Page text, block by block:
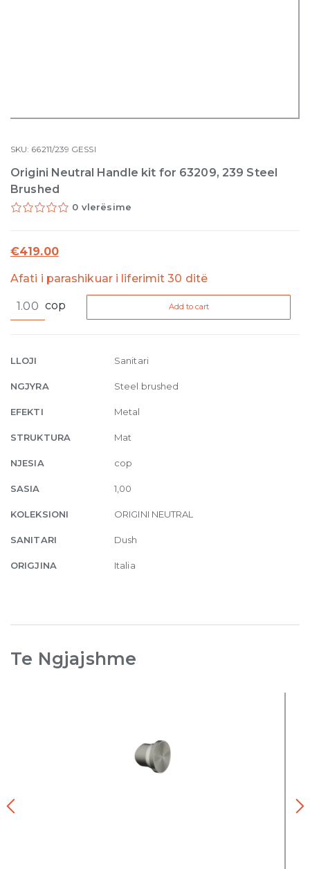
SKU: 66211/239 GESSI
Origini Neutral Handle kit for 63209, 239 Steel
Brushed
0 vlerësime
€419.00
Afati i parashikuar i liferimit 30 ditë
Neutral
for
239
Steel
quantity
cop Add to cart
LLOJI Sanitari
NGJYRA Steel brushed
EFEKTI Metal
STRUKTURA Mat
NJESIA cop
SASIA 1,00
KOLEKSIONI ORIGINI NEUTRAL
SANITARI Dush
ORIGJINA Italia
Te Ngjajshme